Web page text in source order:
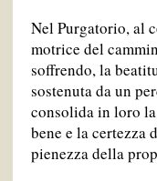
Nel Purgatorio, al
motrice del
soffrendo, la
sostenuta da un
consolida in loro
bene e la certezza
pienezza della